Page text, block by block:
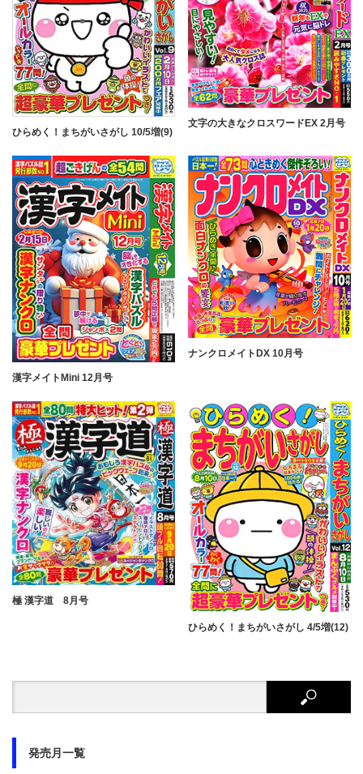
ひらめく！まちがいさがし 10/5増(9)
文字の大きなクロスワードEX 2月号
漢字メイトMini 12月号
ナンクロメイトDX 10月号
極 漢字道 8月号
ひらめく！まちがいさがし 4/5増(12)
発売月一覧